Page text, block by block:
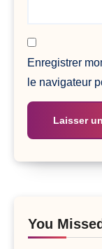
Enregistrer
le navigateur
You Missed